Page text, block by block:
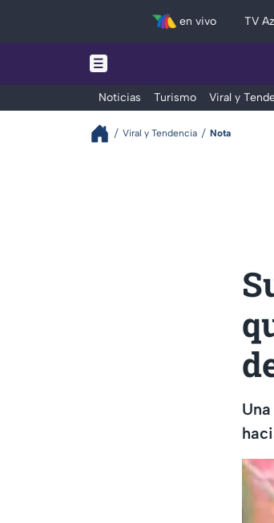
en vivo TV
Noticias Turismo Viral y
Viral y Tendencia Nota